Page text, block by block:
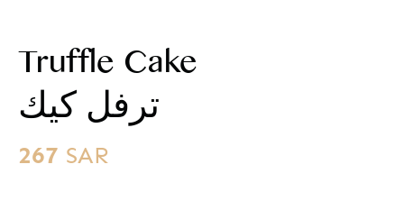
Truffle Cake
ترفل كيك
267 SAR